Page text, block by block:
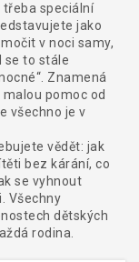
speciální
jako
v noci samy,
se to stále
Znamená
pomoc od
všechno je v
vědět: jak
bez kárání, co
se vyhnout
Všechny
dětských
rodina.